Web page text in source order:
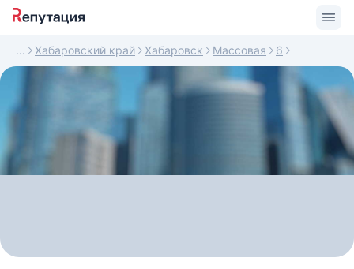
Хабаровский край Хабаровск Массовая 6